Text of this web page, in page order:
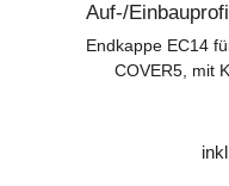
Auf-/
Endkappe EC14
COVER5, mit